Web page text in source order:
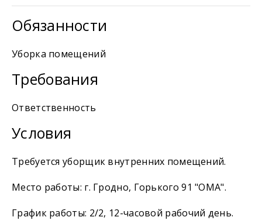
Обязанности
Уборка помещений
Требования
Ответственность
Условия
Требуется уборщик внутренних помещений.
Место работы: г. Гродно, Горького 91 "ОМА".
График работы: 2/2, 12-часовой рабочий день.